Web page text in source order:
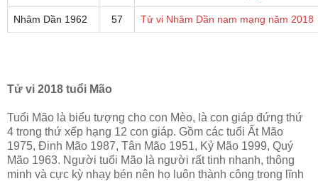
Nhâm Dần 1962 57 Tử vi Nhâm Dần nam mạng năm 2018
Tử vi 2018 tuổi Mão
Tuổi Mão là biểu tượng cho con Mèo, là con giáp đứng thứ
4 trong thứ xếp hạng 12 con giáp. Gồm các tuổi Ất Mão
1975, Đinh Mão 1987, Tân Mão 1951, Kỷ Mão 1999, Quý
Mão 1963. Người tuổi Mão là người rất tinh nhanh, thông
minh và cực kỳ nhạy bén nên họ luôn thành công trong lĩnh